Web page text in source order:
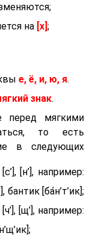
на [х];
е, ё, и, ю, я.
знак.
перед мягкими
то есть
в следующих
[н’], например:
бантик [ба́н’т’ик];
[щ’], например: